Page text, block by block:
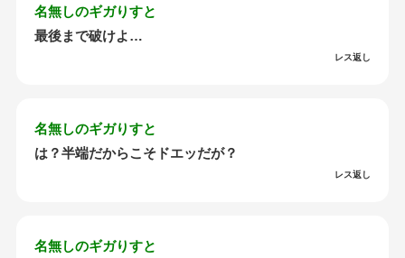
名無しのギガりすと
最後まで破けよ…
レス返し
名無しのギガりすと
は？半端だからこそドエッだが？
レス返し
名無しのギガりすと